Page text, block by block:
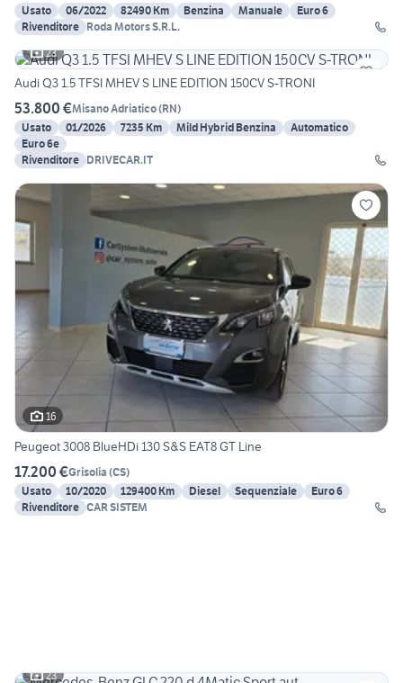
Usato 06/2022 82490 Km Benzina Manuale
Euro 6
Rivenditore Roda Motors S.R.L.
23
Audi Q3 1.5 TFSI MHEV S LINE EDITION 150CV S-TRONI
53.800 €Misano Adriatico(RN)
Usato
01/2026 7235 Km Mild Hybrid Benzina
Automatico
Euro 6e
Rivenditore DRIVECAR.IT
16
Peugeot 3008 BlueHDi 130 S&S EAT8 GT Line
17.200 €Grisolia (CS)
Usato
10/2020 129400 Km Diesel Sequenziale
Euro 6
Rivenditore CAR SISTEM
23